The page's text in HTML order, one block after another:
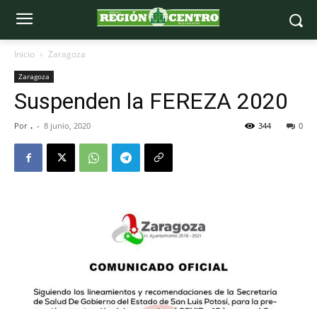
Inicio Zaragoza
Zaragoza
Suspenden la FEREZA 2020
Por . - 8 junio, 2020 0
344